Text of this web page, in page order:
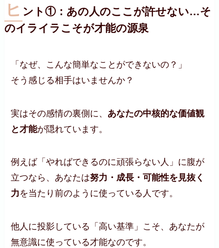
ヒ ント①：あの人のここが許せない…そ
のイライラこそが才能の源泉
「なぜ、こんな簡単なことができないの？」
そう感じる相手はいませんか？
実はその感情の裏側に、 あなたの中核的な価値観
と才能が隠れています。
例えば「やればできるのに頑張らない人」に腹が
立つなら、あなたは努力・成長・可能性を見抜く
力 を当たり前のように使っている人です。
他人に投影している「高い基準」こそ、あなたが
無意識に使っている才能なのです。